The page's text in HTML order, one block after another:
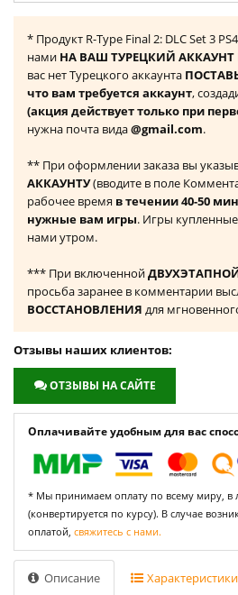
* Продукт R-Type Final 2: DLC Set 3
нами НА ВАШ ТУРЕЦКИЙ АККАУНТ
вас нет Турецкого аккаунта
что вам требуется аккаунт,
(акция действует только при
нужна почта вида@gmail.com.
** При оформлении заказа вы
АККАУНТУ(вводите в поле
рабочее время в течении 40-50
нужные вам игры. Игры
нами утром.
*** При включенной
просьба заранее в комментарии
ВОССТАНОВЛЕНИЯ для
Отзывы наших клиентов:
ОТЗЫВЫ НА САЙТЕ
Оплачивайте удобным для вас
* Мы принимаем оплату по всему миру, в
(конвертируется по курсу). В случае
оплатой, свяжитесь с нами.
Описание Характеристики